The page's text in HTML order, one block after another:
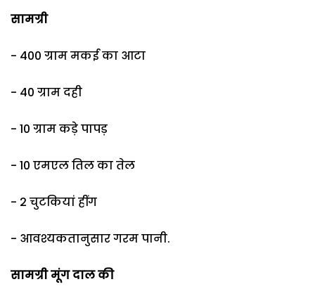
सामग्री
- 400 ग्राम मकई का आटा
- 40 ग्राम दही
- 10 ग्राम कड़े पापड़
- 10 एमएल तिल का तेल
- 2 चुटकियां हींग
- आवश्यकतानुसार गरम पानी.
सामग्री मूंग दाल की